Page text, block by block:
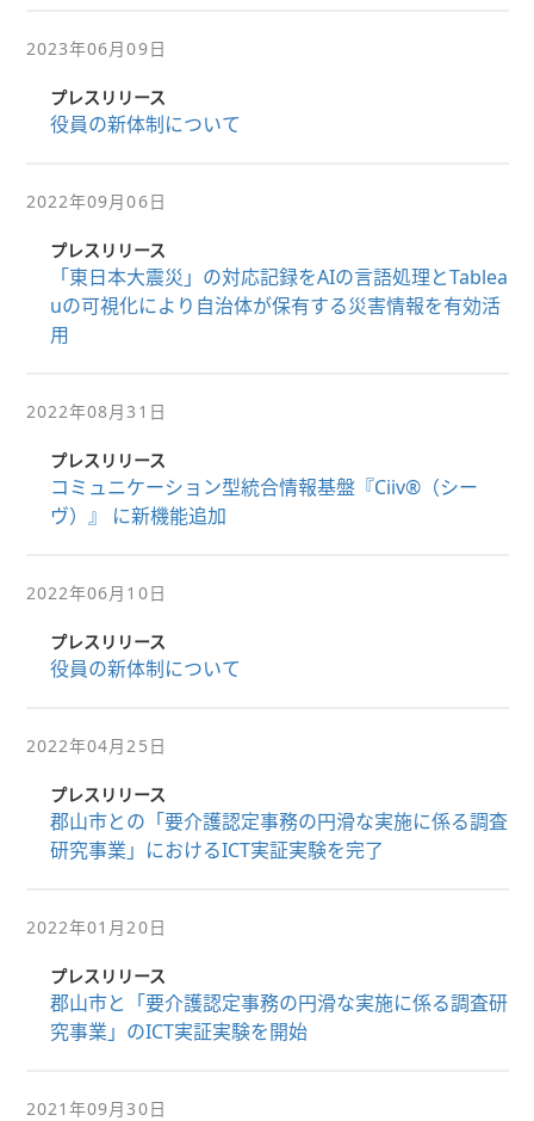
2023年06月09日
プレスリリース
役員の新体制について
2022年09月06日
プレスリリース
「東日本大震災」の対応記録をAIの言語処理とTablea
uの可視化により自治体が保有する災害情報を有効活
用
2022年08月31日
プレスリリース
コミュニケーション型統合情報基盤『Ciiv®（シー
ヴ）』 に新機能追加
2022年06月10日
プレスリリース
役員の新体制について
2022年04月25日
プレスリリース
郡山市との「要介護認定事務の円滑な実施に係る調査
研究事業」におけるICT実証実験を完了
2022年01月20日
プレスリリース
郡山市と「要介護認定事務の円滑な実施に係る調査研
究事業」のICT実証実験を開始
2021年09月30日